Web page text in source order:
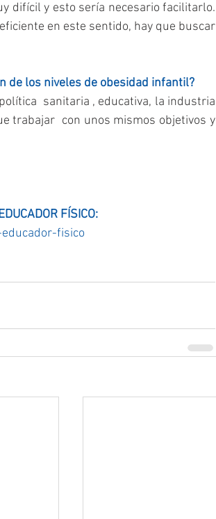
difícil y esto sería necesario facilitarlo.
en este sentido, hay que buscar
de los niveles de obesidad infantil?
sanitaria , educativa, la industria
trabajar  con unos mismos objetivos y
FÍSICO:
fisico